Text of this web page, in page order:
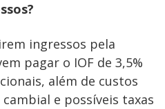
ingressos pela
pagar o IOF de 3,5%
além de custos
e possíveis taxas